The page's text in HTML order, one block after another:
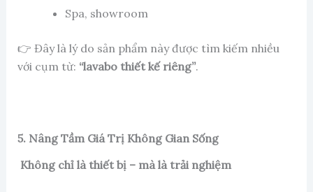
Spa, showroom
👉 Đây là lý do sản phẩm này được tìm kiếm nhiều
với cụm từ: “lavabo thiết kế riêng”.
5. Nâng Tầm Giá Trị Không Gian Sống
Không chỉ là thiết bị – mà là trải nghiệm